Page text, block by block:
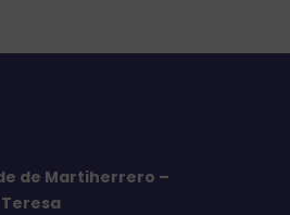
de Martiherrero –